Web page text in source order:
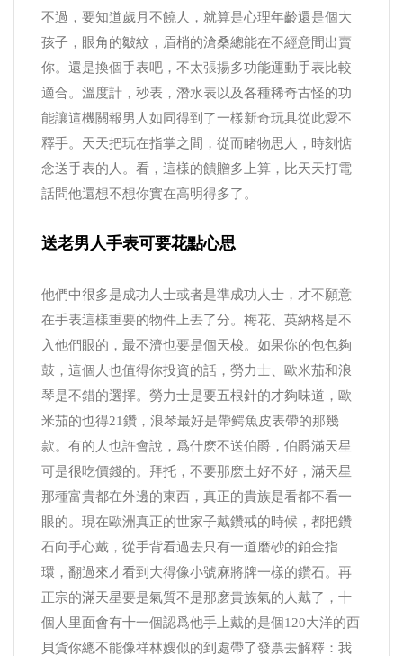
不過，要知道歲月不饒人，就算是心理年齡還是個大
孩子，眼角的皺紋，眉梢的滄桑總能在不經意間出賣
你。還是換個手表吧，不太張揚多功能運動手表比較
適合。溫度計，秒表，潛水表以及各種稀奇古怪的功
能讓這機關報男人如同得到了一樣新奇玩具從此愛不
釋手。天天把玩在指掌之間，從而睹物思人，時刻惦
念送手表的人。看，這樣的饋贈多上算，比天天打電
話問他還想不想你實在高明得多了。
送老男人手表可要花點心思
他們中很多是成功人士或者是準成功人士，才不願意
在手表這樣重要的物件上丟了分。梅花、英納格是不
入他們眼的，最不濟也要是個天梭。如果你的包包夠
鼓，這個人也值得你投資的話，勞力士、歐米茄和浪
琴是不錯的選擇。勞力士是要五根針的才夠味道，歐
米茄的也得21鑽，浪琴最好是帶鳄魚皮表帶的那幾
款。有的人也許會說，爲什麽不送伯爵，伯爵滿天星
可是很吃價錢的。拜托，不要那麽土好不好，滿天星
那種富貴都在外邊的東西，真正的貴族是看都不看一
眼的。現在歐洲真正的世家子戴鑽戒的時候，都把鑽
石向手心戴，從手背看過去只有一道磨砂的鉑金指
環，翻過來才看到大得像小號麻將牌一樣的鑽石。再
正宗的滿天星要是氣質不是那麽貴族氣的人戴了，十
個人里面會有十一個認爲他手上戴的是個120大洋的西
貝貨你總不能像祥林嫂似的到處帶了發票去解釋：我